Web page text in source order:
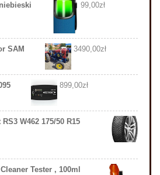
99,00zł
SAM 3490,00zł
899,00zł
W462 175/50 R15
Tester , 100ml